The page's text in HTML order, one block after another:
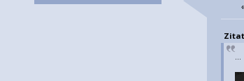
Zitat
...